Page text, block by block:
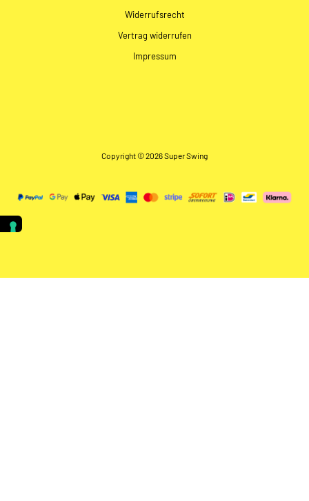
Widerrufsrecht
Vertrag widerrufen
Impressum
Copyright © 2026 Super Swing